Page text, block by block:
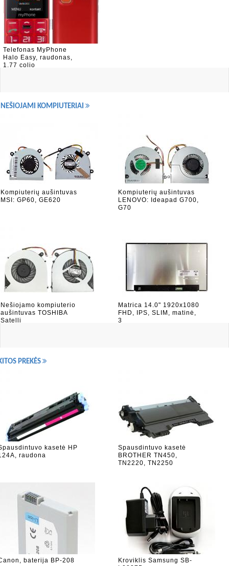
Telefonas MyPhone
Halo Easy, raudonas,
1.77 colio
NEŠIOJAMI KOMPIUTERIAI
Kompiuterių aušintuvas
MSI: GP60, GE620
Kompiuterių aušintuvas
LENOVO: Ideapad G700,
G70
Nešiojamo kompiuterio
aušintuvas TOSHIBA
Satelli
Matrica 14.0" 1920x1080
FHD, IPS, SLIM, matinė,
3
PREKĖS
kasetė HP
raudona
Spausdintuvo kasetė
BROTHER TN450,
TN2220, TN2250
baterija BP-208
Kroviklis Samsung SB-